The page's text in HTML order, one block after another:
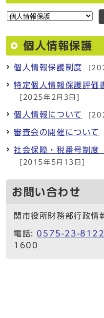
個人情報保護
個人情報保護制度
特定個人情報保護評価
[2025年2月3日]
個人情報について
審査会の開催について
社会保障・税番号制度
[2015年5月13日]
お問い合わせ
関市役所財務部行政情
電話: 0575-23-8122
1600